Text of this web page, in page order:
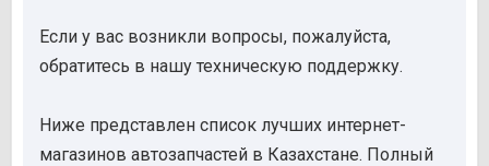
Если у вас возникли вопросы, пожалуйста,
обратитесь в нашу техническую поддержку.
Ниже представлен список лучших интернет-
магазинов автозапчастей в Казахстане. Полный